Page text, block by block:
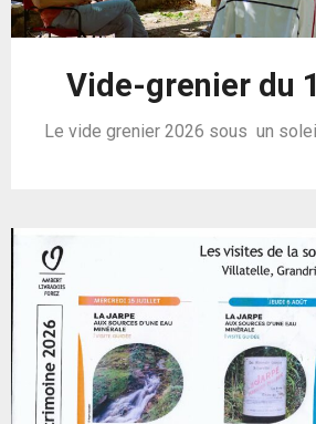
Vide-grenier du
Le vide grenier 2026 sous un